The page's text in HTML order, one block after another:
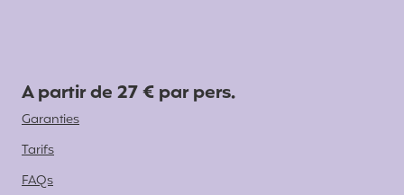
A partir de 27 € par pers.
Garanties
Tarifs
FAQs